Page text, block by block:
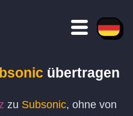
übertragen
zu Subsonic, ohne von